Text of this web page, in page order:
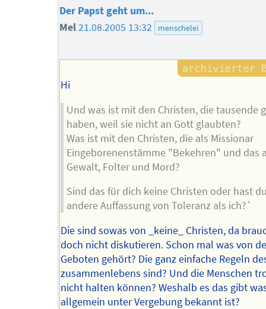
Der Papst geht um...
Mel21.08.2005 13:32 menschelei
Hi
Und was ist mit den Christen, die tausende
haben, weil sie nicht an Gott glaubten?
Was ist mit den Christen, die als Missionar
Eingeborenenstämme "Bekehren" und das
Gewalt, Folter und Mord?
Sind das für dich keine Christen oder hast
andere Auffassung von Toleranz als ich?`
Die sind sowas von _keine_ Christen, da
doch nicht diskutieren. Schon mal was von
Geboten gehört? Die ganz einfache Regeln
zusammenlebens sind? Und die Menschen
nicht halten können? Weshalb es das gibt
allgemein unter Vergebung bekannt ist?